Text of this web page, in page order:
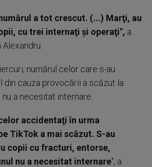
a tot crescut. (...) Marţi, au
cu trei internaţi şi operaţi", a
numărul celor care s-au
din cauza provocării a scăzut la
a necesitat internare.
accidentaţi în urma
TikTok a mai scăzut. S-au
copii cu fracturi, entorse,
nu a necesitat internare", a